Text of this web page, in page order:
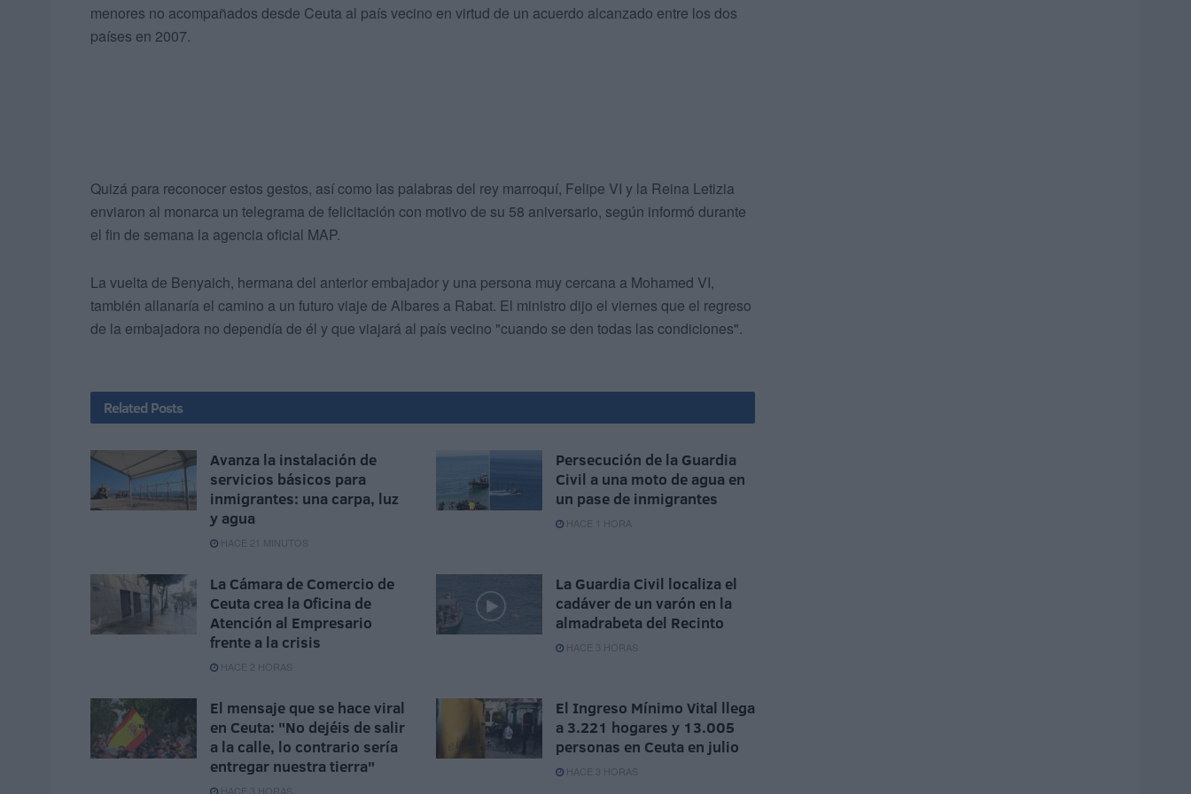
menores no acompañados desde Ceuta al país vecino en virtud de un acuerdo alcanzado entre los dos
países en 2007.
Quizá para reconocer estos gestos, así como las palabras del rey marroquí, Felipe VI y la Reina Letizia
enviaron al monarca un telegrama de felicitación con motivo de su 58 aniversario, según informó durante
el fin de semana la agencia oficial MAP.
La vuelta de Benyaich, hermana del anterior embajador y una persona muy cercana a Mohamed VI,
también allanaría el camino a un futuro viaje de Albares a Rabat. El ministro dijo el viernes que el regreso
de la embajadora no dependía de él y que viajará al país vecino "cuando se den todas las condiciones".
Related Posts
Avanza la instalación de
servicios básicos para
inmigrantes: una carpa, luz
y agua
HACE 21 MINUTOS
Persecución de la Guardia
Civil a una moto de agua en
un pase de inmigrantes
HACE 1 HORA
La Cámara de Comercio de
Ceuta crea la Oficina de
Atención al Empresario
frente a la crisis
HACE 2 HORAS
La Guardia Civil localiza el
cadáver de un varón en la
almadrabeta del Recinto
HACE 3 HORAS
El mensaje que se hace viral
en Ceuta: "No dejéis de salir
a la calle, lo contrario sería
entregar nuestra tierra"
HACE 3 HORAS
El Ingreso Mínimo Vital llega
a 3.221 hogares y 13.005
personas en Ceuta en julio
HACE 3 HORAS